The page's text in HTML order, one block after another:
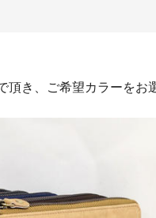
頂き、ご希望カラーをお